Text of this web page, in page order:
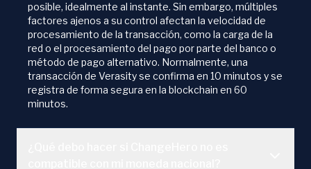
posible, idealmente al instante. Sin embargo, múltiples
factores ajenos a su control afectan la velocidad de
procesamiento de la transacción, como la carga de la
red o el procesamiento del pago por parte del banco o
método de pago alternativo. Normalmente, una
transacción de Verasity se confirma en 10 minutos y se
registra de forma segura en la blockchain en 60
minutos.